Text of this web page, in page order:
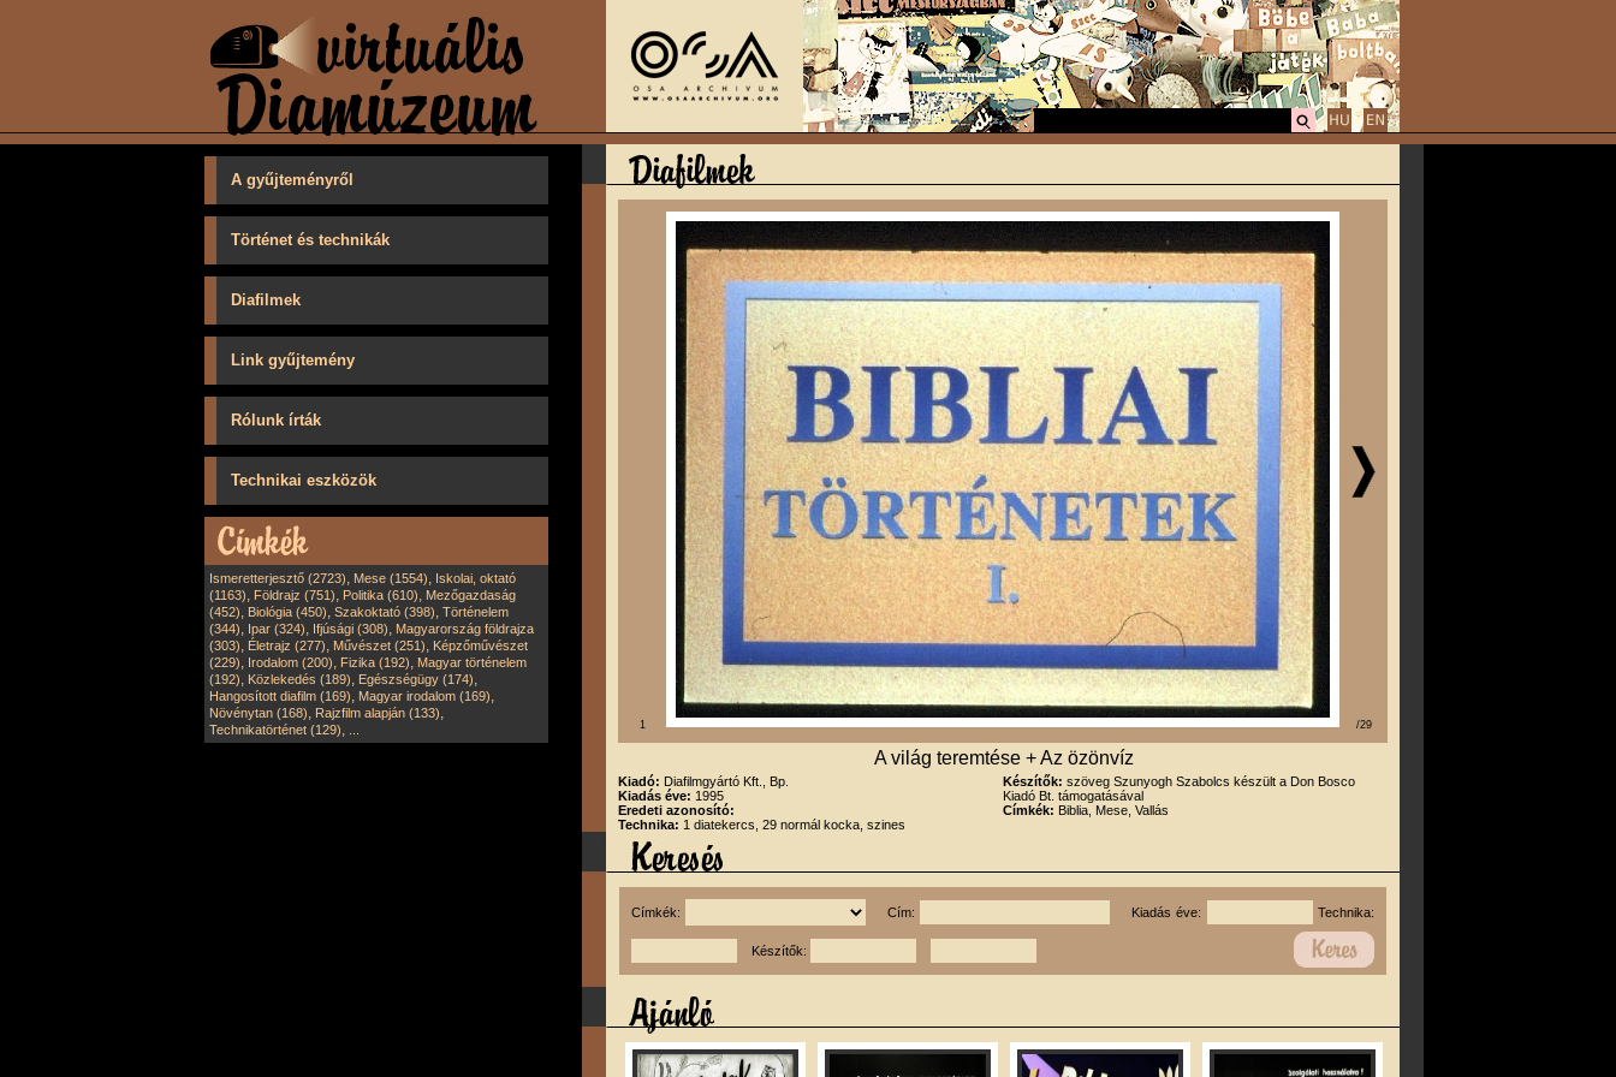
A gyűjteményről
Történet és technikák
Diafilmek
Link gyűjtemény
Rólunk írták
Technikai eszközök
Ismeretterjesztő (2723), Mese (1554), Iskolai, oktató
(1163), Földrajz (751), Politika (610), Mezőgazdaság
(452), Biológia (450), Szakoktató (398), Történelem
(344), Ipar (324), Ifjúsági (308), Magyarország földrajza
(303), Életrajz (277), Művészet (251), Képzőművészet
(229), Irodalom (200), Fizika (192), Magyar történelem
(192), Közlekedés (189), Egészségügy (174),
Hangosított diafilm (169), Magyar irodalom (169),
Növénytan (168), Rajzfilm alapján (133),
Technikatörténet (129), 1 /29
A világ teremtése + Az özönvíz
Kiadó: Diafilmgyártó Kft., Bp.
Kiadás éve: 1995
Eredeti azonosító:
Technika: 1 diatekercs, 29 normál kocka, szines
Készítők: szöveg Szunyogh Szabolcs készült a Don Bosco
Kiadó Bt. támogatásával
Címkék: Biblia, Mese, Vallás
Címkék: Cím: Kiadás éve: Technika:
Készítők: